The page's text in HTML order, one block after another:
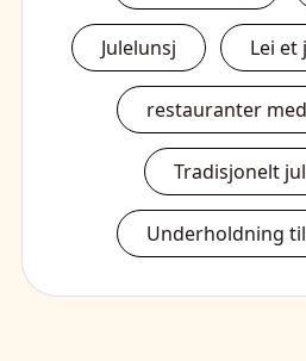
Julelunsj Lei
restauranter
Tradisjonelt
Underholdning